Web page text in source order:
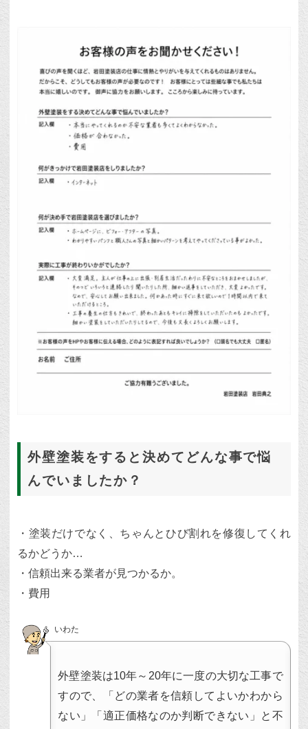
外壁塗装をすると決めてどんな事で悩
んでいましたか？
・塗装だけでなく、ちゃんとひび割れを修復してくれ
るかどうか…
・信頼出来る業者が見つかるか。
・費用
いわた
外壁塗装は10年～20年に一度の大切な工事で
すので、「どの業者を信頼してよいかわから
ない」「適正価格なのか判断できない」と不